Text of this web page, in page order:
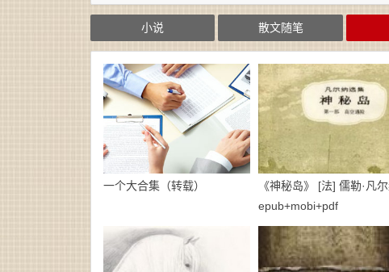
小说 散文随笔
一个大合集（转载）
《神秘岛》 [法] 儒勒·凡
epub+mobi+pdf